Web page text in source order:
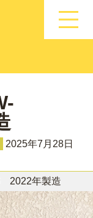
2025年7月28日
年製造